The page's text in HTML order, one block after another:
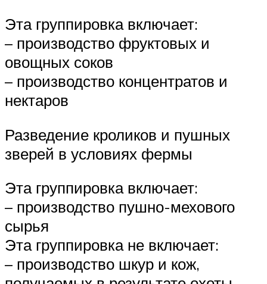
Эта группировка включает:
– производство фруктовых и
овощных соков
– производство концентратов и
нектаров
Разведение кроликов и пушных
зверей в условиях фермы
Эта группировка включает:
– производство пушно-мехового
сырья
Эта группировка не включает:
– производство шкур и кож,